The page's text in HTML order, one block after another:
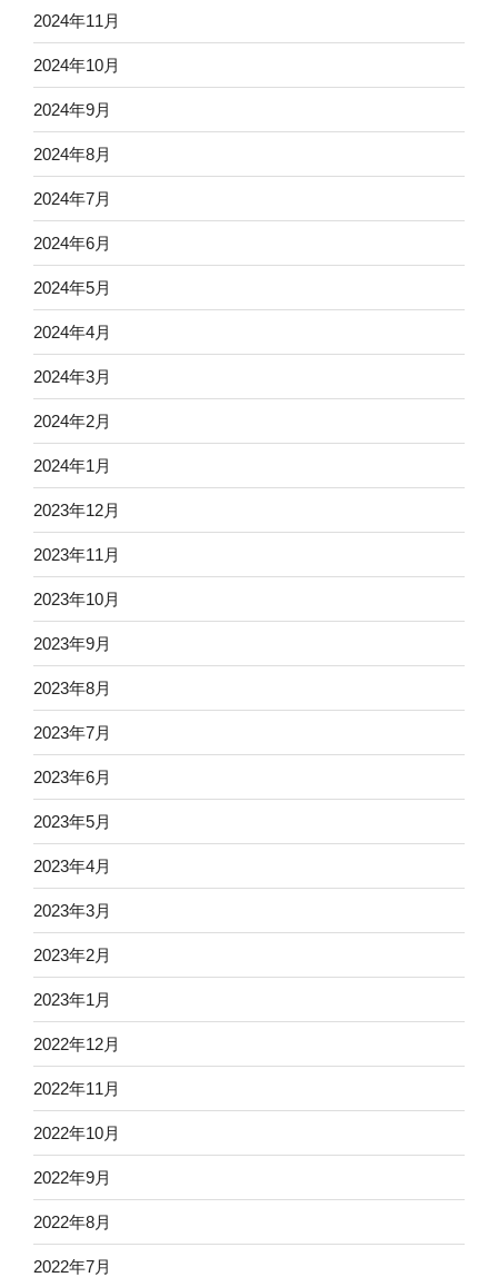
2024年11月
2024年10月
2024年9月
2024年8月
2024年7月
2024年6月
2024年5月
2024年4月
2024年3月
2024年2月
2024年1月
2023年12月
2023年11月
2023年10月
2023年9月
2023年8月
2023年7月
2023年6月
2023年5月
2023年4月
2023年3月
2023年2月
2023年1月
2022年12月
2022年11月
2022年10月
2022年9月
2022年8月
2022年7月